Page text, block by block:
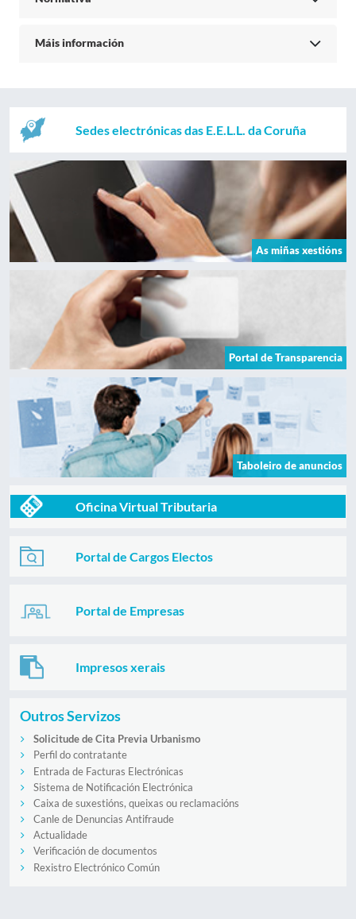
Máis información
Sedes electrónicas das E.E.L.L. da Coruña
As miñas xestións
Portal de Transparencia
Taboleiro de anuncios
Oficina Virtual Tributaria
Portal de Cargos Electos
Portal de Empresas
Impresos xerais
Outros Servizos
Solicitude de Cita Previa Urbanismo
Perfil do contratante
Entrada de Facturas Electrónicas
Sistema de Notificación Electrónica
Caixa de suxestións, queixas ou reclamacións
Canle de Denuncias Antifraude
Actualidade
Verificación de documentos
Rexistro Electrónico Común